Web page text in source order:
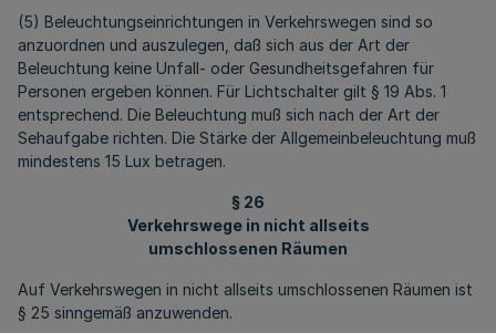
(5) Beleuchtungseinrichtungen in Verkehrswegen sind so
anzuordnen und auszulegen, daß sich aus der Art der
Beleuchtung keine Unfall- oder Gesundheitsgefahren für
Personen ergeben können. Für Lichtschalter gilt § 19 Abs. 1
entsprechend. Die Beleuchtung muß sich nach der Art der
Sehaufgabe richten. Die Stärke der Allgemeinbeleuchtung muß
mindestens 15 Lux betragen.
§ 26
Verkehrswege in nicht allseits
umschlossenen Räumen
Auf Verkehrswegen in nicht allseits umschlossenen Räumen ist
§ 25 sinngemäß anzuwenden.